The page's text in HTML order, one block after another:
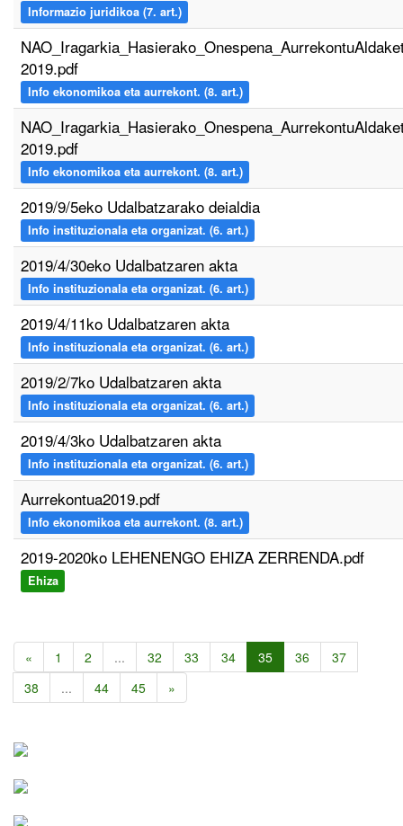
Informazio juridikoa (7. art.)
2019.pdf
Info ekonomikoa eta aurrekont. (8. art.)
2019.pdf
Info ekonomikoa eta aurrekont. (8. art.)
2019/9/5eko Udalbatzarako deialdia
Info instituzionala eta organizat. (6. art.)
2019/4/30eko Udalbatzaren akta
Info instituzionala eta organizat. (6. art.)
2019/4/11ko Udalbatzaren akta
Info instituzionala eta organizat. (6. art.)
2019/2/7ko Udalbatzaren akta
Info instituzionala eta organizat. (6. art.)
2019/4/3ko Udalbatzaren akta
Info instituzionala eta organizat. (6. art.)
Aurrekontua2019.pdf
Info ekonomikoa eta aurrekont. (8. art.)
2019-2020ko LEHENENGO EHIZA ZERRENDA.pdf
Ehiza
« 1 2 ... 32 33 34 35 36
37
38
... 44 45 »